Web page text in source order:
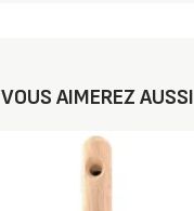
VOUS AIMEREZ AUSSI